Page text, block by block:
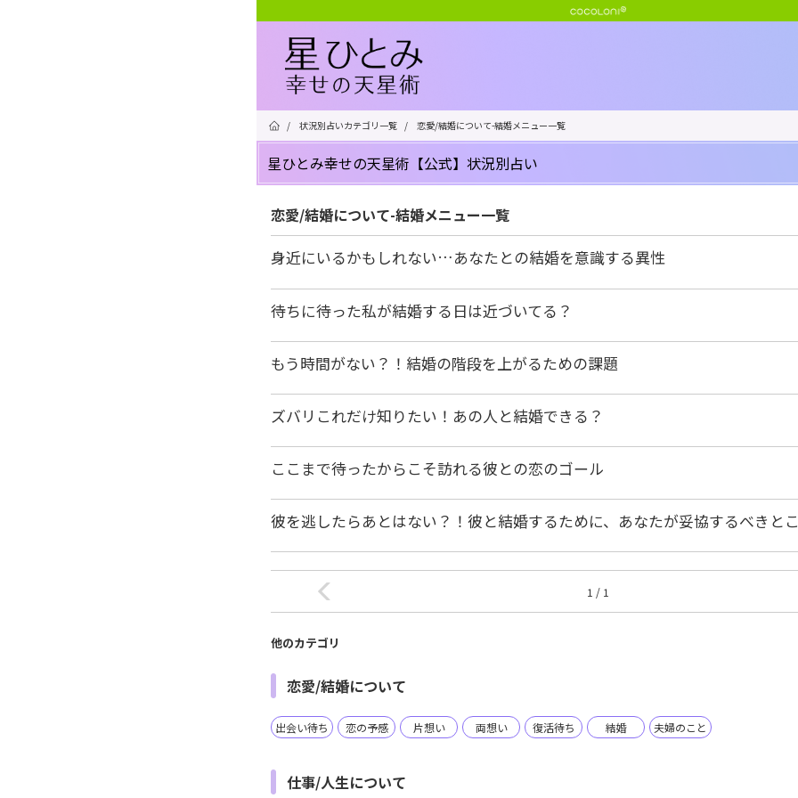
/ 状況別占いカテゴリ一覧 / 恋愛/結婚について-結婚メニュー一覧
星ひとみ幸せの天星術【公式】状況別占い
恋愛/結婚について-結婚メニュー一覧
身近にいるかもしれない…あなたとの結婚を意識する異性
待ちに待った私が結婚する日は近づいてる？
もう時間がない？！結婚の階段を上がるための課題
ズバリこれだけ知りたい！あの人と結婚できる？
ここまで待ったからこそ訪れる彼との恋のゴール
彼を逃したらあとはない？！彼と結婚するために、あなたが妥協するべきと
1 / 1
他のカテゴリ
恋愛/結婚について
出会い待ち 恋の予感 片想い 両想い 復活待ち 結婚 夫婦のこと
仕事/人生について